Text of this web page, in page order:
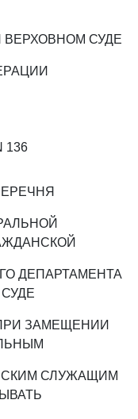
СУДЕ
136
ДЕПАРТАМЕНТА
ЗАМЕЩЕНИИ
СЛУЖАЩИМ